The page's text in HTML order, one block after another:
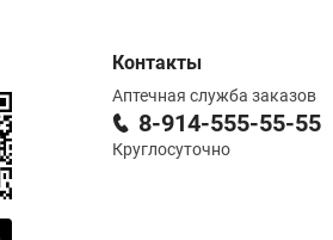
Контакты
Аптечная служба заказов
8-914-555-55-55
Круглосуточно